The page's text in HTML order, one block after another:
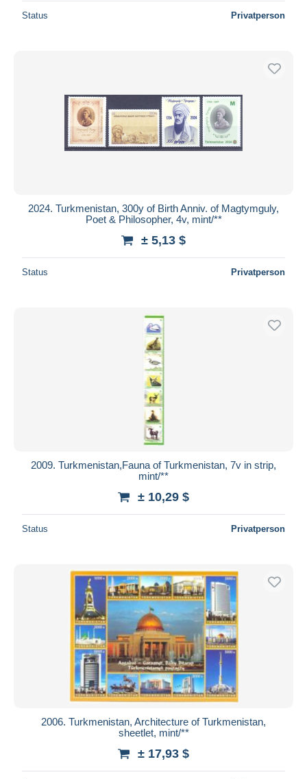
Status Privatperson
2024. Turkmenistan, 300y of Birth Anniv. of Magtymguly,
Poet & Philosopher, 4v, mint/**
± 5,13 $
Status Privatperson
2009. Turkmenistan,Fauna of Turkmenistan, 7v in strip,
mint/**
± 10,29 $
Status Privatperson
2006. Turkmenistan, Architecture of Turkmenistan,
sheetlet, mint/**
± 17,93 $